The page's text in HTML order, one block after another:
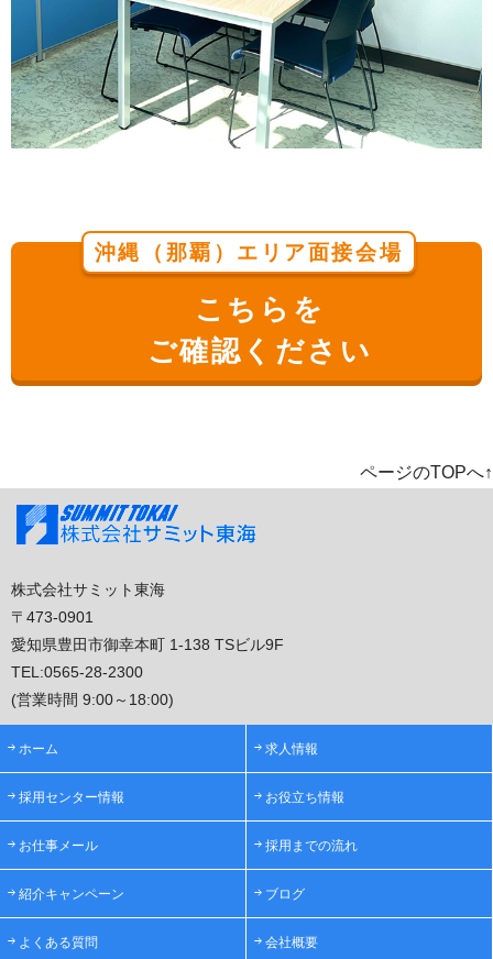
沖縄（那覇）エリア面接会場
こちらを
ご確認ください
ページのTOPへ↑
株式会社サミット東海
〒473-0901
愛知県豊田市御幸本町 1-138 TSビル9F
TEL:0565-28-2300
(営業時間 9:00～18:00)
ホーム 求人情報
採用センター情報 お役立ち情報
お仕事メール 採用までの流れ
紹介キャンペーン ブログ
よくある質問 会社概要